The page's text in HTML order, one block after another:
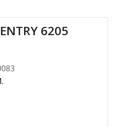
6205